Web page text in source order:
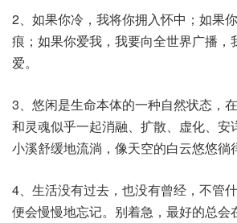
2、如果你冷，我将你拥入怀中；如果
痕；如果你爱我，我要向全世界广播，
爱。
3、悠闲是生命本体的一种自然状态，
和灵魂似乎一起消融、扩散、虚化、安
小溪舒缓地流淌，像天空的白云悠悠徜
4、生活没有过去，也没有曾经，不管
便会慢慢地忘记。别着急，最好的总会